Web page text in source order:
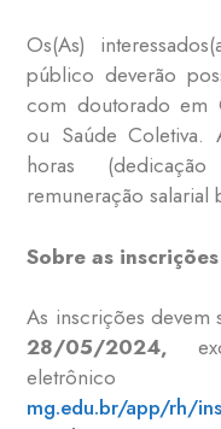
Os(As)
público deverão
com doutorado em
ou Saúde
horas
remuneração salarial
Sobre as inscrições
As inscrições devem
28/05/2024,
mg.edu.br/app/rh/